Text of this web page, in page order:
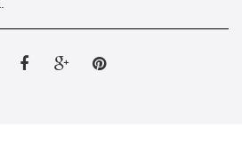
Tweet CompartirGoogle+